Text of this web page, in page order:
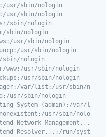
usr/sbin/nologin
usr/sbin/nologin
sbin/nologin
sbin/nologin
usr/sbin/nologin
usr/sbin/nologin
nologin
www:/usr/sbin/nologin
usr/sbin/nologin
var/list:/usr/sbin/
usr/sbin/nologin
System (admin):/var/
nonexistent:/usr/sbin/nologin
Network
Resolver,,,:/run/